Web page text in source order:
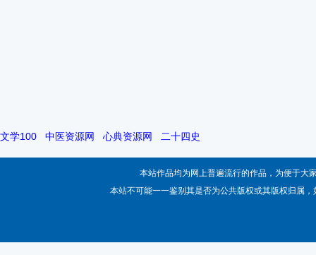
文学100 中医资源网 心典资源网 二十四史
本站作品均为网上普遍流行的作品，为便于大
本站不可能一一鉴别其是否为公共版权或其版权归属